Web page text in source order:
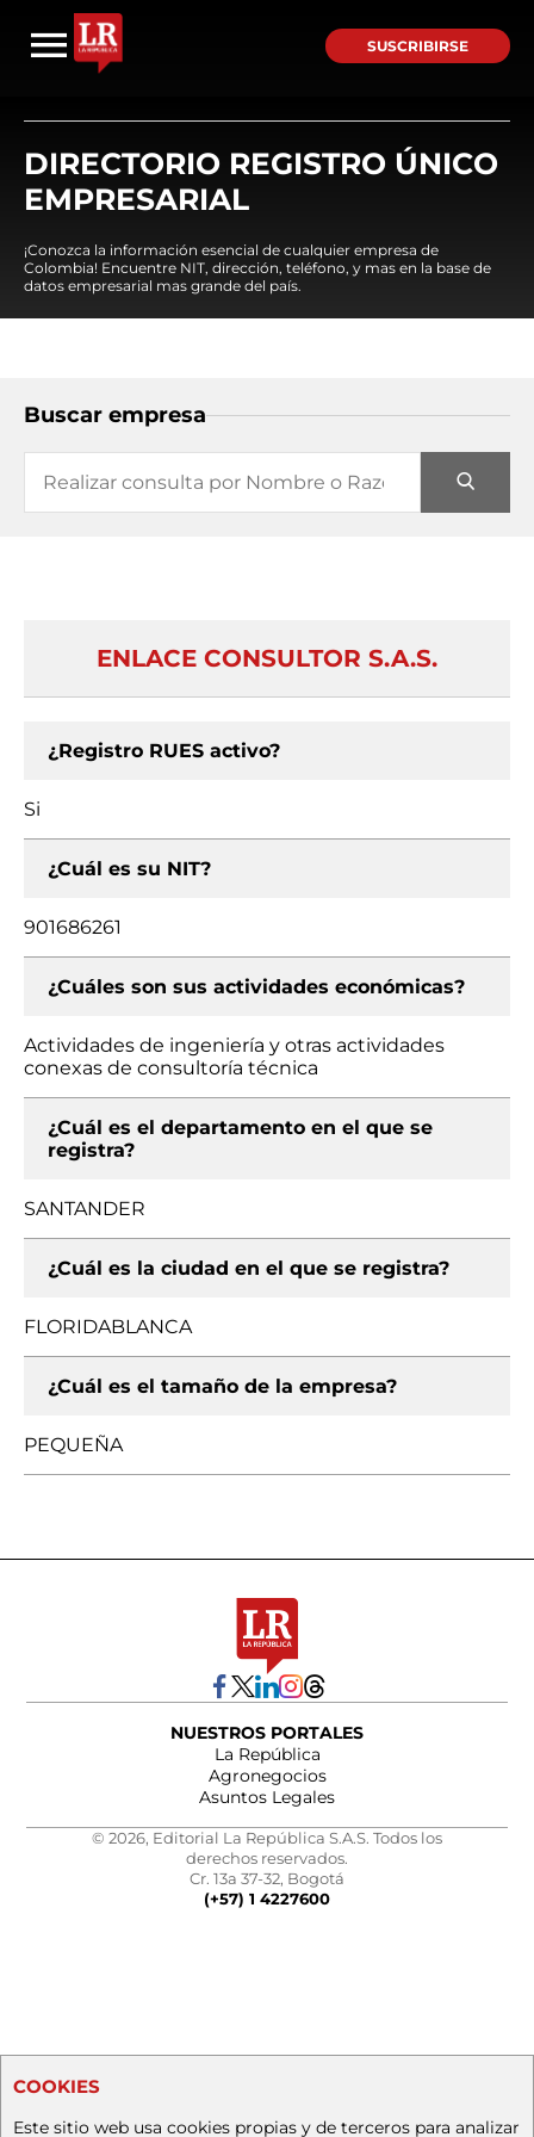
SUSCRIBIRSE
DIRECTORIO REGISTRO ÚNICO
EMPRESARIAL
¡Conozca la información esencial de cualquier empresa de
Colombia! Encuentre NIT, dirección, teléfono, y mas en la base de
datos empresarial mas grande del país.
Buscar empresa
ENLACE CONSULTOR S.A.S.
¿Registro RUES activo?
Si
¿Cuál es su NIT?
901686261
¿Cuáles son sus actividades económicas?
Actividades de ingeniería y otras actividades
conexas de consultoría técnica
¿Cuál es el departamento en el que se
registra?
SANTANDER
¿Cuál es la ciudad en el que se registra?
FLORIDABLANCA
¿Cuál es el tamaño de la empresa?
PEQUEÑA
NUESTROS PORTALES
La República
Agronegocios
Asuntos Legales
© 2026, Editorial La República S.A.S. Todos los
derechos reservados.
Cr. 13a 37-32, Bogotá
(+57) 1 4227600
COOKIES
Este sitio web usa cookies propias y de terceros para analizar